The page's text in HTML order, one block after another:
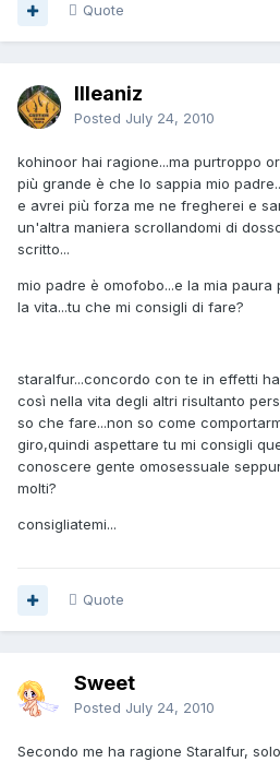
Quote
Illeaniz
Posted July 24, 2010
kohinoor hai ragione...ma purtroppo
più grande è che lo sappia mio
e avrei più forza me ne fregherei e
un'altra maniera scrollandomi di
scritto...
mio padre è omofobo...e la mia
la vita...tu che mi consigli di fare?
staralfur...concordo con te in effetti
così nella vita degli altri risultanto
so che fare...non so come
giro,quindi aspettare tu mi consigli
conoscere gente omosessuale
molti?
consigliatemi...
Quote
Sweet
Posted July 24, 2010
Secondo me ha ragione Staralfur,